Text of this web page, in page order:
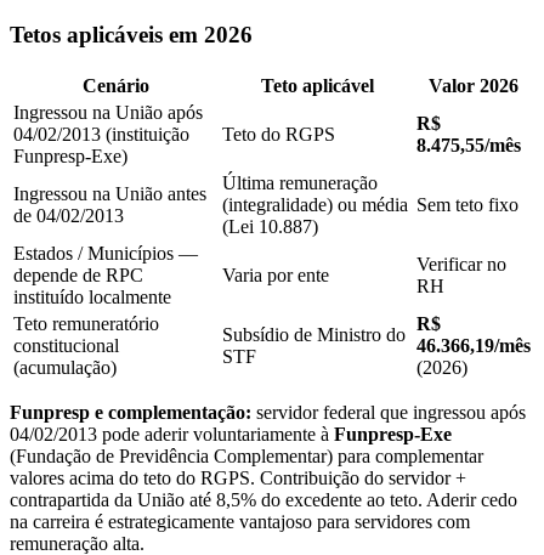
Tetos aplicáveis em 2026
Cenário Teto aplicável
Valor 2026
Ingressou na União após
04/02/2013 (instituição
Funpresp-Exe)
Teto do RGPS
R$
8.475,55/mês
Ingressou na União antes
de 04/02/2013
Última remuneração
(integralidade) ou média
(Lei 10.887)
Sem teto fixo
Estados / Municípios —
depende de RPC
instituído localmente
Varia por ente
Verificar no
RH
Teto remuneratório
constitucional
(acumulação)
Subsídio de Ministro do
STF
R$
46.366,19/mês
(2026)
Funpresp e complementação: servidor federal que ingressou após
04/02/2013 pode aderir voluntariamente à Funpresp-Exe
(Fundação de Previdência Complementar) para complementar
valores acima do teto do RGPS. Contribuição do servidor +
contrapartida da União até 8,5% do excedente ao teto. Aderir cedo
na carreira é estrategicamente vantajoso para servidores com
remuneração alta.